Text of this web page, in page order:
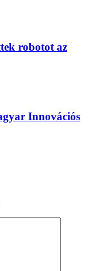
robotot az
Innovációs